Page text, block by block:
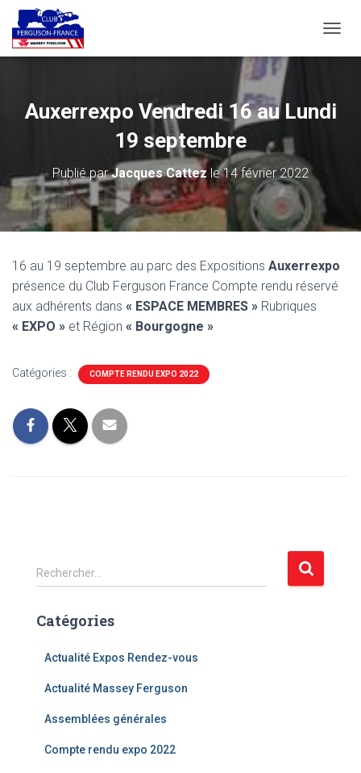
É
I
E
I
T
I
Auxerrexpo Vendredi 16 au Lundi
19 septembre
Publié parJacques Cattez le14 février 2022
16 au 19 septembre au parc des Expositions Auxerrexpo
présence du Club Ferguson France Compte rendu réservé
aux adhérents dans « ESPACE MEMBRES » Rubriques
« EXPO » et Région « Bourgogne »
Catégories : COMPTE RENDU EXPO 2022
R
e
h
Rechercher…
Catégories
Actualité Expos Rendez-vous
Actualité Massey Ferguson
Assemblées générales
Compte rendu expo 2022